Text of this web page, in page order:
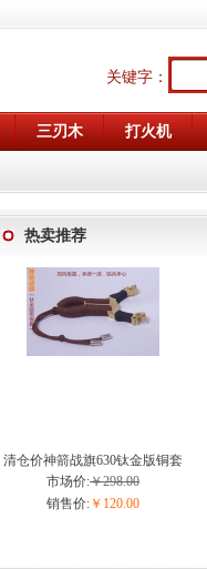
关键字：
三刃木 打火机
热卖推荐
清仓价神箭战旗630钛金版铜套
弓眼反曲球卡六股弹弓
市场价:￥298.00
销售价: ￥120.00